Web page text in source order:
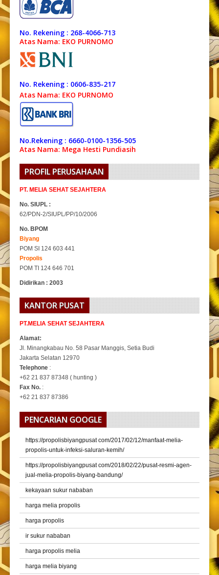
No. Rekening : 268-4066-713
Atas Nama: EKO PURNOMO
No. Rekening : 0606-835-217
Atas Nama: EKO PURNOMO
No.Rekening : 6660-0100-1356-505
Atas Nama: Mega Hesti Pundiasih
PROFIL PERUSAHAAN
PT. MELIA SEHAT SEJAHTERA
No. SIUPL :
62/PDN-2/SIUPL/PP/10/2006
No. BPOM
Biyang
POM SI 124 603 441
Propolis
POM TI 124 646 701
Didirikan : 2003
KANTOR PUSAT
PT.MELIA SEHAT SEJAHTERA
Alamat:
Jl. Minangkabau No. 58 Pasar Manggis, Setia Budi
Jakarta Selatan 12970
Telephone :
+62 21 837 87348 ( hunting )
Fax No. :
+62 21 837 87386
PENCARIAN GOOGLE
https://propolisbiyangpusat com/2017/02/12/manfaat-melia-
propolis-untuk-infeksi-saluran-kemih/
https://propolisbiyangpusat com/2018/02/22/pusat-resmi-agen-
jual-melia-propolis-biyang-bandung/
kekayaan sukur nababan
harga melia propolis
harga propolis
ir sukur nababan
harga propolis melia
harga melia biyang